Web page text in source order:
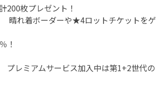
200枚プレゼント！
晴れ着ボーダーや★4ロットチケットをゲ
！
レミアムサービス加入中は第1+2世代の